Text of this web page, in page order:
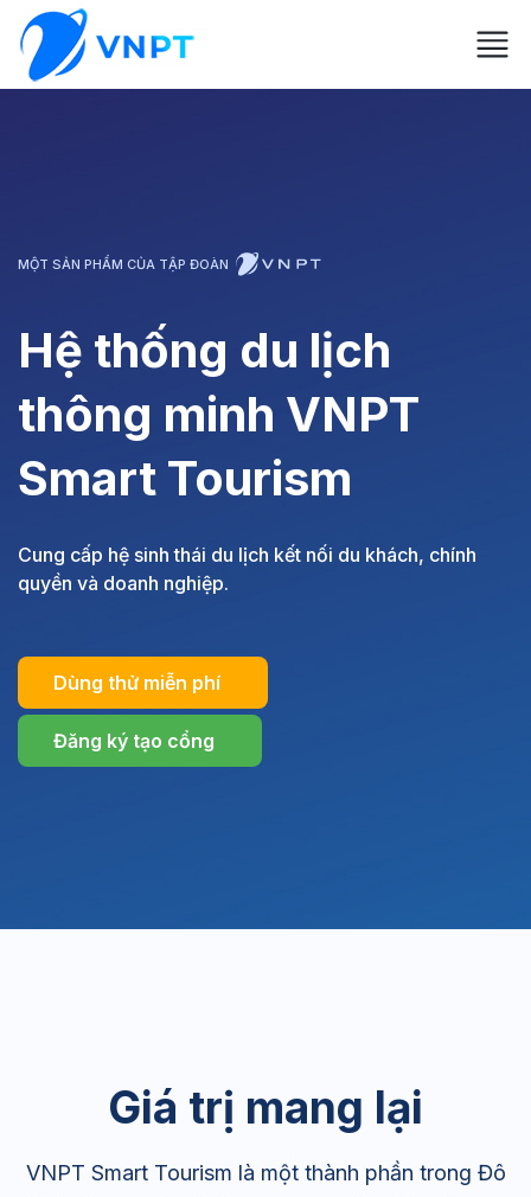
MỘT SẢN PHẨM CỦA TẬP ĐOÀN
Hệ thống du lịch
thông minh VNPT
Smart Tourism
Cung cấp hệ sinh thái du lịch kết nối du khách, chính
quyền và doanh nghiệp.
Dùng thử miễn phí
Đăng ký tạo cổng
Giá trị mang lại
VNPT Smart Tourism là một thành phần trong Đô